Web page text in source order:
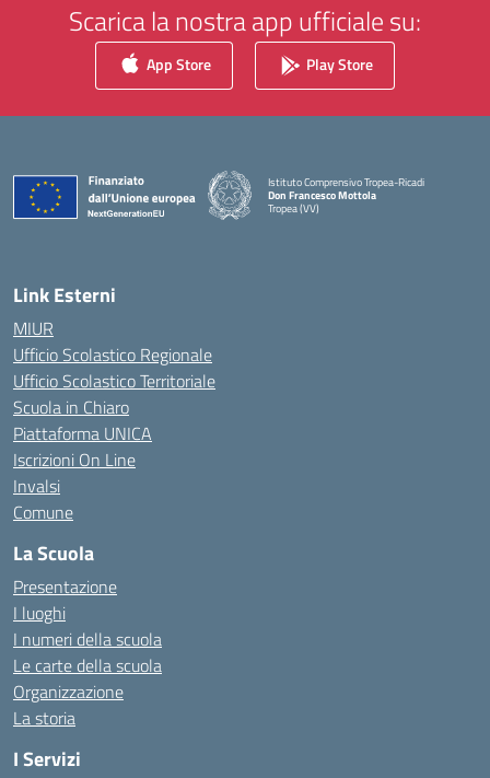
Scarica la nostra app ufficiale su:
App Store Play Store
Istituto Comprensivo Tropea-Ricadi
Don Francesco Mottola
Tropea (VV)
— Visita la pagina iniziale della scuola
Link Esterni
MIUR
Ufficio Scolastico Regionale
Ufficio Scolastico Territoriale
Scuola in Chiaro
Piattaforma UNICA
Iscrizioni On Line
Invalsi
Comune
La Scuola
Presentazione
I luoghi
I numeri della scuola
Le carte della scuola
Organizzazione
La storia
I Servizi